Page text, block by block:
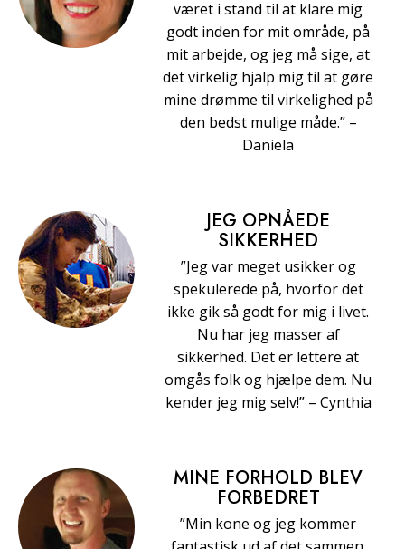
været i stand til at klare mig
godt inden for mit område, på
mit arbejde, og jeg må sige, at
det virkelig hjalp mig til at gøre
mine drømme til virkelighed på
den bedst mulige måde.” –
Daniela
JEG OPNÅEDE
SIKKERHED
”Jeg var meget usikker og
spekulerede på, hvorfor det
ikke gik så godt for mig i livet.
Nu har jeg masser af
sikkerhed. Det er lettere at
omgås folk og hjælpe dem. Nu
kender jeg mig selv!” – Cynthia
MINE FORHOLD BLEV
FORBEDRET
”Min kone og jeg kommer